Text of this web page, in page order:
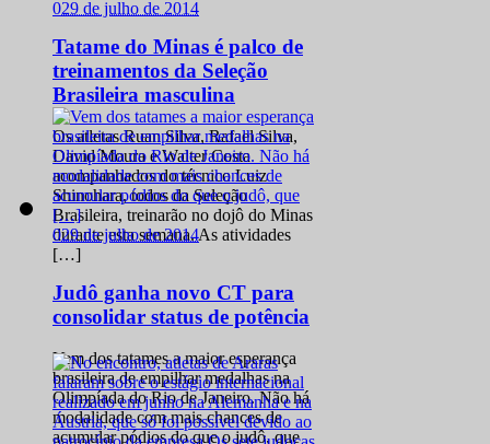
029 de julho de 2014
Tatame do Minas é palco de
treinamentos da Seleção
Brasileira masculina
Os atletas Ruan Silva, Rafael Silva,
David Moura e Walter Costa
acompanhados do técnico Luiz
Shinohara, todos da Seleção
Brasileira, treinarão no dojô do Minas
durante esta semana. As atividades
[…]
029 de julho de 2014
Judô ganha novo CT para
consolidar status de potência
Vem dos tatames a maior esperança
brasileira de empilhar medalhas na
Olimpíada do Rio de Janeiro. Não há
modalidade com mais chances de
acumular pódios do que o judô, que